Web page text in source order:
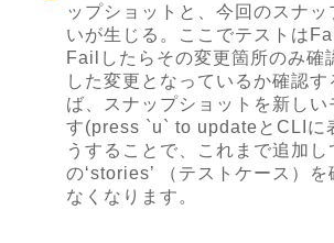
ップショットと、今回のスナッ
いが生じる。ここでテストは
Failしたらその変更箇所のみ確
した変更となっているか確認
ば、スナップショットを新しい
す(press `u` to updateとCLIに
うすることで、これまで追加し
の‘stories’ （テストケース）
なくなります。